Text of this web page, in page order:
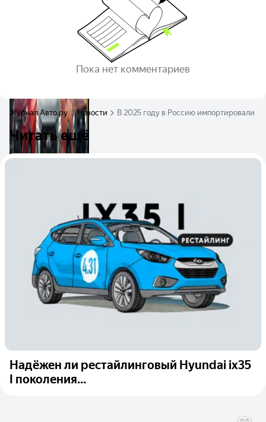
Пока нет комментариев
Журнал Авто.ру Новости В 2025 году в Россию импортировали
Читать ещё
Надёжен ли рестайлинговый Hyundai ix35
I поколения...